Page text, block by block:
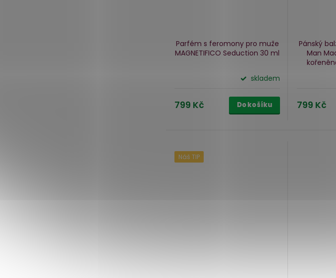
Parfém s feromony pro muže
MAGNETIFICO Seduction30 ml
skladem
799 Kč Do košíku
Pánský
Man
799 Kč
Náš TIP